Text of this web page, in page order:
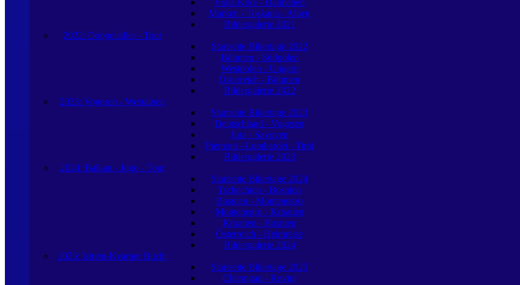
Vrata Krke - Dalmatien
Marken - Toskana - Alpen
Bildergalerie 2021
2022: Doppeladler - Tour
Startseite Bikertage 2022
Böhmen - Südpolen
Westpolen - Ungarn
Österreich - Böhmen
Bildergalerie 2022
2023: Vogesen - Westalpen
Startseite Bikertage 2023
Deutschland - Vogesen
Jura - Savoyen
Piemont - Lombardei - Tirol
Bildergalerie 2023
2024: Balkan - Jugo - Tour
Startseite Bikertage 2024
Tschechien - Bosnien
Bosnien - Montenegro
Montenegro - Kroatien
Kroatien - Bosnien
Österreich - Heimreise
Bildergalerie 2024
2025: Istrien-Kvarner Bucht
Startseite Bikertage 2025
Chiemgau - Rovinj